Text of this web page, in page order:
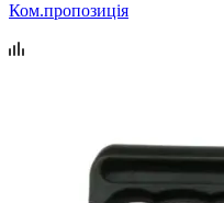
Ком.пропозиція